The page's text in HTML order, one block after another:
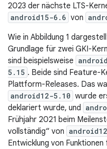
2023 der nächste LTS-
android15-6.6 von
Wie in Abbildung 1
Grundlage für zwei GKI-
sind beispielsweise
5.15 . Beide sind Feature-
Plattform-Releases. Das
android12-5.10 wurde
deklariert wurde, und
Frühjahr 2021 beim
vollständig“ von
Entwicklung von